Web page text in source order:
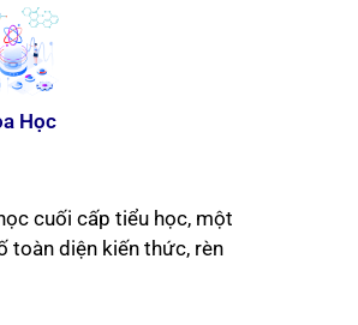
Học
cuối cấp tiểu học, một
toàn diện kiến thức, rèn